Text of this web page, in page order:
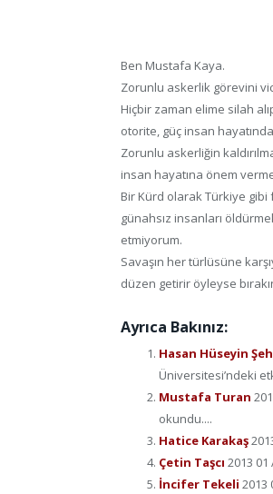
Ben Mustafa Kaya.
Zorunlu askerlik görevini
Hiçbir zaman elime silah
otorite, güç insan
Zorunlu askerliğin
insan hayatına önem
Bir Kürd olarak Türkiye
günahsız insanları
etmiyorum.
Savaşın her türlüsüne
düzen getirir öyleyse
Ayrıca Bakınız:
Hasan Hüseyin
Üniversitesi’ndeki
Mustafa Turan
okundu....
Hatice Karakaş
Çetin Taşcı 2013
İncifer Tekeli 2013